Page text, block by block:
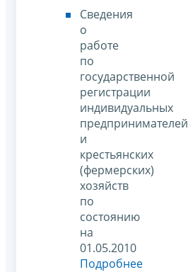
Сведения
о
работе
по
государственной
регистрации
индивидуальных
предпринимателей
и
крестьянских
(фермерских)
хозяйств
по
состоянию
на
01.05.2010
Подробнее